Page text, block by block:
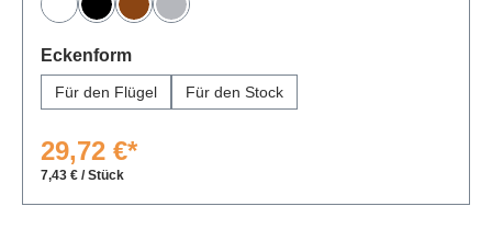
WeißSchwarzBraunGrau
Eckenformauswählen
Für den Flügel Für den Stock
29,72 €*
7,43 € / Stück